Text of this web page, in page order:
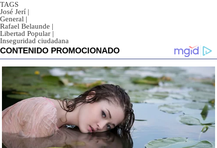
TAGS
José Jerí |
General |
Rafael Belaunde |
Libertad Popular |
Inseguridad ciudadana